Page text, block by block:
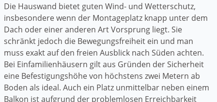
Die Hauswand bietet guten Wind- und Wetterschutz,
insbesondere wenn der Montageplatz knapp unter dem
Dach oder einer anderen Art Vorsprung liegt. Sie
schränkt jedoch die Bewegungsfreiheit ein und man
muss exakt auf den freien Ausblick nach Süden achten.
Bei Einfamilienhäusern gilt aus Gründen der Sicherheit
eine Befestigungshöhe von höchstens zwei Metern ab
Boden als ideal. Auch ein Platz unmittelbar neben einem
Balkon ist aufgrund der problemlosen Erreichbarkeit